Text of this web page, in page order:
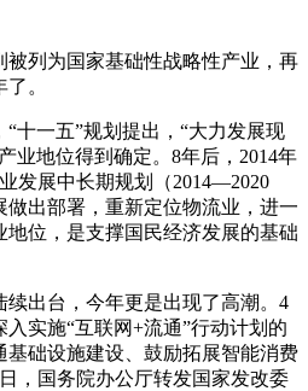
列为国家基础性战略性产业，再
。
十一五”规划提出，“大力发展现
业地位得到确定。8年后，2014年
发展中长期规划（2014—2020
出部署，重新定位物流业，进一
位，是支撑国民经济发展的基础
出台，今年更是出现了高潮。4
实施“互联网+流通”行动计划的
础设施建设、鼓励拓展智能消费
，国务院办公厅转发国家发改委